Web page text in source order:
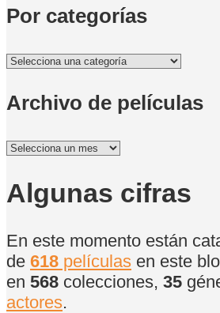
Por categorías
Por
Archivo de películas
Archivo
películas
Algunas cifras
En este momento están
de 618 películas en este
en 568 colecciones, 35
actores.